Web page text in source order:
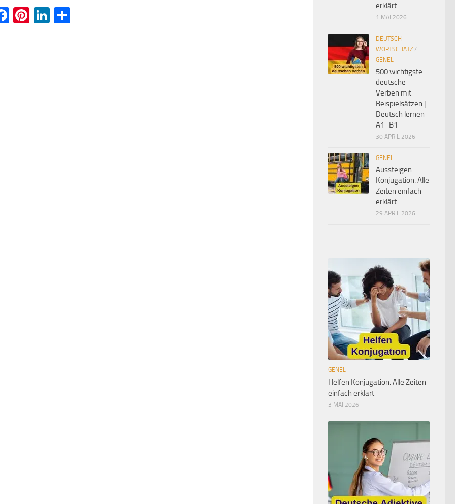
Facebook
Pinterest
LinkedIn
erklärt
1 MAI 2026
DEUTSCH
WORTSCHATZ /
GENEL
500 wichtigste
deutsche
Verben mit
Beispielsätzen |
Deutsch lernen
A1–B1
30 APRIL 2026
GENEL
Aussteigen
Konjugation: Alle
Zeiten einfach
erklärt
29 APRIL 2026
GENEL
Helfen Konjugation: Alle Zeiten
einfach erklärt
3 MAI 2026